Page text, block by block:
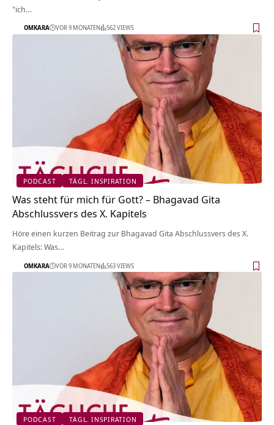
"ich…
OMKARA VOR 9 MONATEN 562 VIEWS
PODCAST TÄGL. INSPIRATION
Was steht für mich für Gott? – Bhagavad Gita
Abschlussvers des X. Kapitels
Höre einen kurzen Beitrag zur Bhagavad Gita Abschlussvers des X.
Kapitels: Was…
OMKARA VOR 9 MONATEN 563 VIEWS
PODCAST TÄGL. INSPIRATION